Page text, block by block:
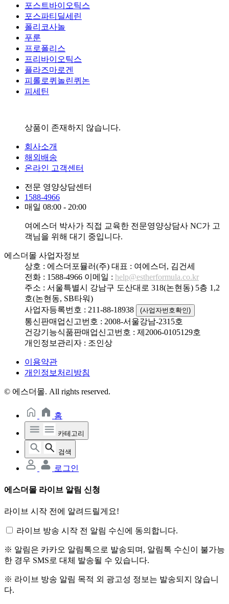
포스트바이오틱스
포스파티딜세린
폴리코사놀
푸룬
프로폴리스
프리바이오틱스
플라즈마로겐
피롤로퀴놀린퀴논
피세틴
상품이 존재하지 않습니다.
회사소개
해외배송
온라인 고객센터
전문 영양상담센터
1588-4966
매일 08:00 - 20:00
여에스더 박사가 직접 교육한 전문영양상담사 NC가 고
객님을 위해 대기 중입니다.
에스더몰 사업자정보
상호 : 에스더포뮬러(주) 대표 : 여에스더, 김건세
전화 : 1588-4966 이메일 : help@estherformula.co.kr
주소 : 서울특별시 강남구 도산대로 318(논현동) 5층 1,2
호(논현동, SB타워)
사업자등록번호 : 211-88-18938
(사업자번호확인)
통신판매업신고번호 : 2008-서울강남-2315호
건강기능식품판매업신고번호 : 제2006-0105129호
개인정보관리자 : 조인상
이용약관
개인정보처리방침
© 에스더몰. All rights reserved.
홈
카테고리
검색
로그인
에스더몰 라이브 알림 신청
라이브 시작 전에 알려드릴게요!
라이브 방송 시작 전 알림 수신에 동의합니다.
※ 알림은 카카오 알림톡으로 발송되며, 알림톡 수신이 불가능
한 경우 SMS로 대체 발송될 수 있습니다.
※ 라이브 방송 알림 목적 외 광고성 정보는 발송되지 않습니
다.